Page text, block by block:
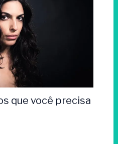
que você precisa